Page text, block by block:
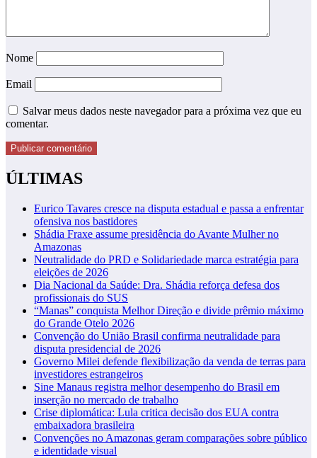
Nome
Email
Salvar meus dados neste navegador para a próxima vez que eu
comentar.
ÚLTIMAS
Eurico Tavares cresce na disputa estadual e passa a enfrentar
ofensiva nos bastidores
Shádia Fraxe assume presidência do Avante Mulher no
Amazonas
Neutralidade do PRD e Solidariedade marca estratégia para
eleições de 2026
Dia Nacional da Saúde: Dra. Shádia reforça defesa dos
profissionais do SUS
“Manas” conquista Melhor Direção e divide prêmio máximo
do Grande Otelo 2026
Convenção do União Brasil confirma neutralidade para
disputa presidencial de 2026
Governo Milei defende flexibilização da venda de terras para
investidores estrangeiros
Sine Manaus registra melhor desempenho do Brasil em
inserção no mercado de trabalho
Crise diplomática: Lula critica decisão dos EUA contra
embaixadora brasileira
Convenções no Amazonas geram comparações sobre público
e identidade visual